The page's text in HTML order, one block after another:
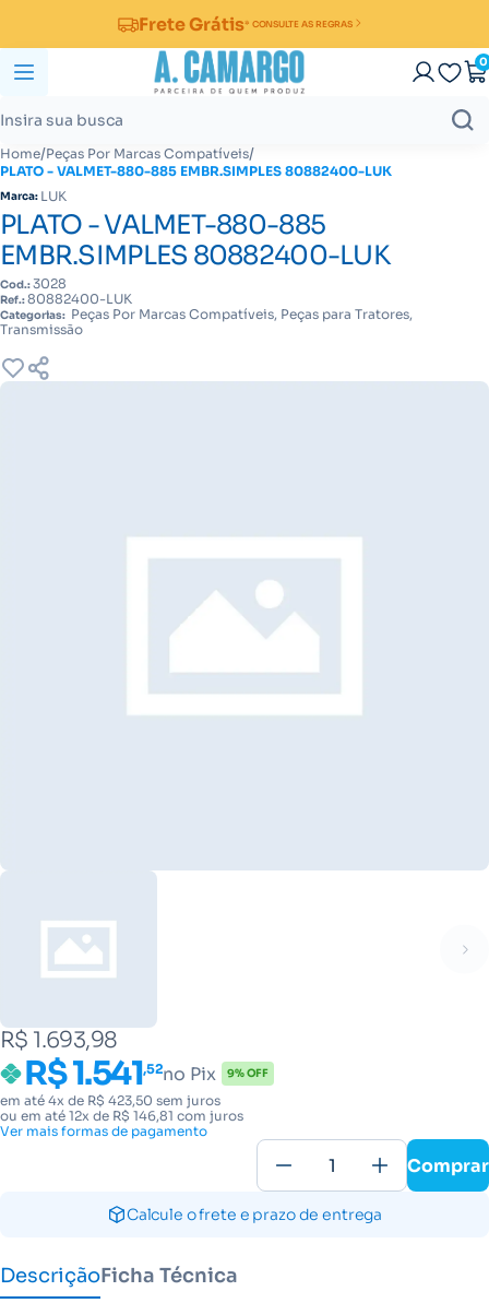
Frete Grátis* CONSULTE AS REGRAS
0
Home/Peças Por Marcas Compatíveis/
PLATO - VALMET-880-885 EMBR.SIMPLES 80882400-LUK
Marca: LUK
PLATO - VALMET-880-885
EMBR.SIMPLES 80882400-LUK
Cod.:3028
Ref.:80882400-LUK
Categorias: Peças Por Marcas Compatíveis, Peças para Tratores,
Transmissão
R$ 1.693,98
R$ 1.541,52no Pix 9% OFF
em até 4x de R$ 423,50 sem juros
ou em até 12x de R$ 146,81 com juros
Ver mais formas de pagamento
Comprar
Calcule o frete e prazo de entrega
DescriçãoFicha Técnica